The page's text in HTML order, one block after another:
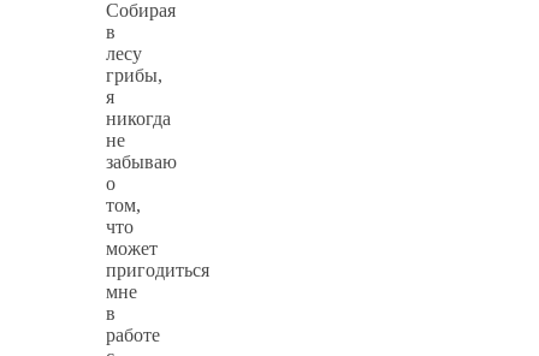
Собирая
в
лесу
грибы,
я
никогда
не
забываю
о
том,
что
может
пригодиться
мне
в
работе